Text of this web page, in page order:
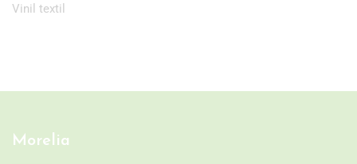
Vinil textil
Morelia